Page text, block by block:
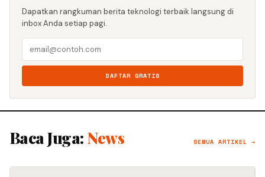
Dapatkan rangkuman berita teknologi terbaik langsung di
inbox Anda setiap pagi.
DAFTAR GRATIS
Baca Juga: News SEMUA ARTIKEL →